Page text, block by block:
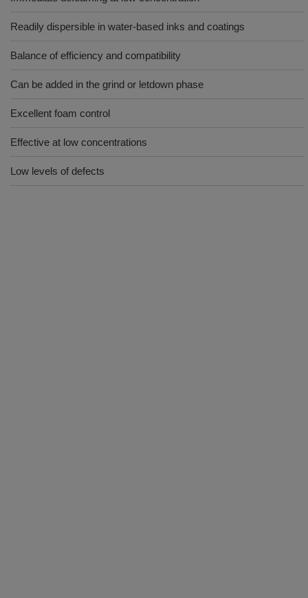
Readily dispersible in water-based inks and coatings
Balance of efficiency and compatibility
Can be added in the grind or letdown phase
Excellent foam control
Effective at low concentrations
Low levels of defects